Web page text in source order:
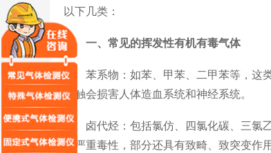
以下几类：
一、常见的挥发性有机有毒气体
苯系物：如苯、甲苯、二甲苯等，这类
接触会损害人体造血系统和神经系统。
卤代烃：包括氯仿、四氯化碳、三氯乙
有严重毒性，部分还具有致畸、致突变作用